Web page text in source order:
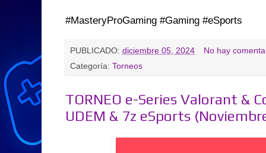
#MasteryProGaming #Gaming #eSports
PUBLICADO: diciembre 05, 2024
No hay
Categoría: Torneos
TORNEO e-Series Valorant &
UDEM & 7z eSports